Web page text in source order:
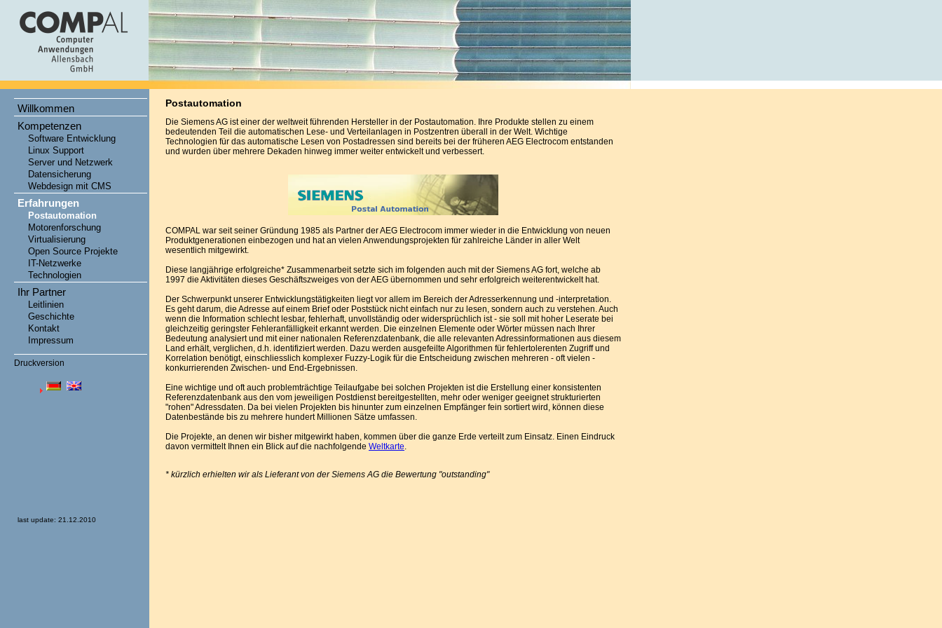
Willkommen
Kompetenzen
Software Entwicklung
Linux Support
Server und Netzwerk
Datensicherung
Webdesign mit CMS
Erfahrungen
Postautomation
Motorenforschung
Virtualisierung
Open Source Projekte
IT-Netzwerke
Technologien
Ihr Partner
Leitlinien
Geschichte
Kontakt
Impressum
Druckversion
Postautomation
Die Siemens AG ist einer der weltweit führenden Hersteller in der Postautomation. Ihre Produkte stellen zu einem
bedeutenden Teil die automatischen Lese- und Verteilanlagen in Postzentren überall in der Welt. Wichtige
Technologien für das automatische Lesen von Postadressen sind bereits bei der früheren AEG Electrocom entstanden
und wurden über mehrere Dekaden hinweg immer weiter entwickelt und verbessert.
COMPAL war seit seiner Gründung 1985 als Partner der AEG Electrocom immer wieder in die Entwicklung von neuen
Produktgenerationen einbezogen und hat an vielen Anwendungsprojekten für zahlreiche Länder in aller Welt
wesentlich mitgewirkt.
Diese langjährige erfolgreiche* Zusammenarbeit setzte sich im folgenden auch mit der Siemens AG fort, welche ab
1997 die Aktivitäten dieses Geschäftszweiges von der AEG übernommen und sehr erfolgreich weiterentwickelt hat.
Der Schwerpunkt unserer Entwicklungstätigkeiten liegt vor allem im Bereich der Adresserkennung und -interpretation.
Es geht darum, die Adresse auf einem Brief oder Poststück nicht einfach nur zu lesen, sondern auch zu verstehen. Auch
wenn die Information schlecht lesbar, fehlerhaft, unvollständig oder widersprüchlich ist - sie soll mit hoher Leserate bei
gleichzeitig geringster Fehleranfälligkeit erkannt werden. Die einzelnen Elemente oder Wörter müssen nach Ihrer
Bedeutung analysiert und mit einer nationalen Referenzdatenbank, die alle relevanten Adressinformationen aus diesem
Land erhält, verglichen, d.h. identifiziert werden. Dazu werden ausgefeilte Algorithmen für fehlertolerenten Zugriff und
Korrelation benötigt, einschliesslich komplexer Fuzzy-Logik für die Entscheidung zwischen mehreren - oft vielen -
konkurrierenden Zwischen- und End-Ergebnissen.
Eine wichtige und oft auch problemträchtige Teilaufgabe bei solchen Projekten ist die Erstellung einer konsistenten
Referenzdatenbank aus den vom jeweiligen Postdienst bereitgestellten, mehr oder weniger geeignet strukturierten
"rohen" Adressdaten. Da bei vielen Projekten bis hinunter zum einzelnen Empfänger fein sortiert wird, können diese
Datenbestände bis zu mehrere hundert Millionen Sätze umfassen.
Die Projekte, an denen wir bisher mitgewirkt haben, kommen über die ganze Erde verteilt zum Einsatz. Einen Eindruck
davon vermittelt Ihnen ein Blick auf die nachfolgende Weltkarte.
* kürzlich erhielten wir als Lieferant von der Siemens AG die Bewertung "outstanding"
last update: 21.12.2010